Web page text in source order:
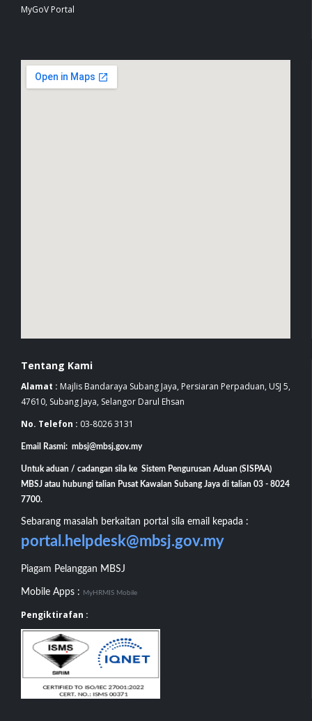
MyGoV Portal
Tentang Kami
Alamat : Majlis Bandaraya Subang Jaya, Persiaran Perpaduan, USJ 5,
47610, Subang Jaya, Selangor Darul Ehsan
No. Telefon : 03-8026 3131
Email Rasmi: mbsj@mbsj.gov.my
Untuk aduan / cadangan sila ke Sistem Pengurusan Aduan (SISPAA)
MBSJ atau hubungi talian Pusat Kawalan Subang Jaya di talian 03 - 8024
7700.
Sebarang masalah berkaitan portal sila email kepada :
portal.helpdesk@mbsj.gov.my
Piagam Pelanggan MBSJ
Mobile Apps : MyHRMIS Mobile
Pengiktirafan :